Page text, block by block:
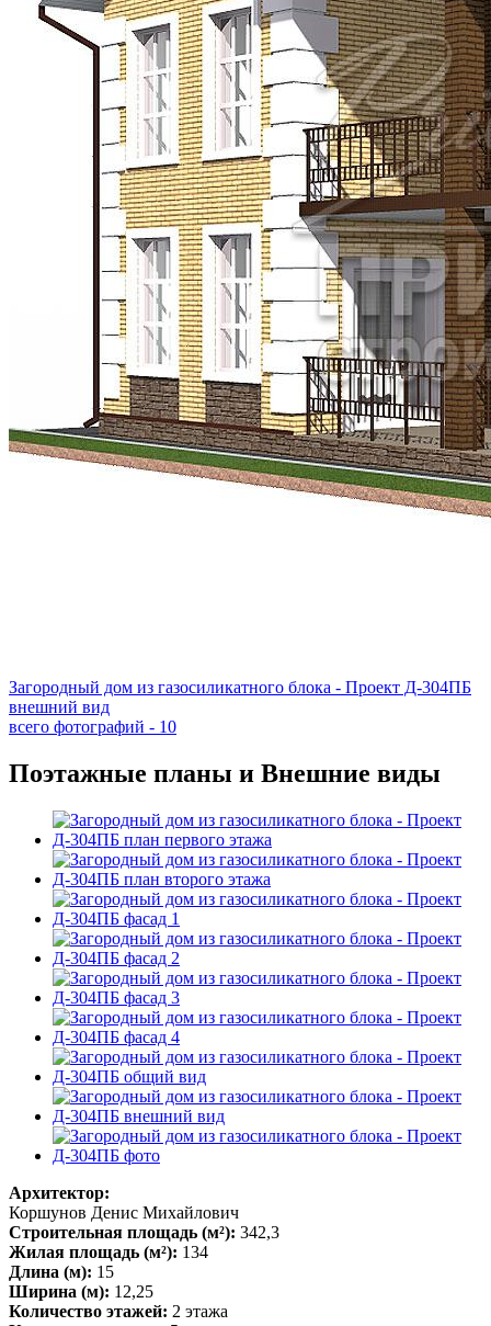
Загородный дом из газосиликатного блока - Проект Д-304ПБ
внешний вид
всего фотографий - 10
Поэтажные планы и Внешние виды
Архитектор:
Коршунов Денис Михайлович
Строительная площадь (м²): 342,3
Жилая площадь (м²): 134
Длина (м): 15
Ширина (м): 12,25
Количество этажей: 2 этажа